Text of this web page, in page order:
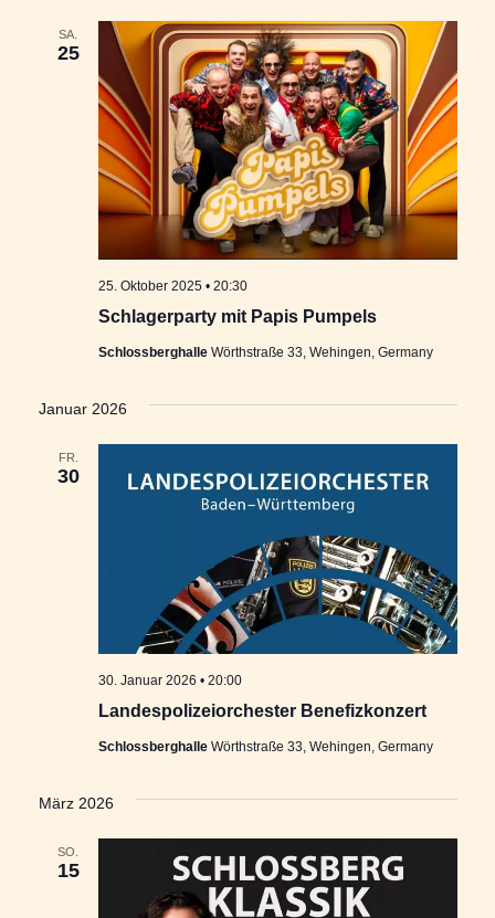
SA.
25
Schlagerparty mit Papis Pumpels
25. Oktober 2025 • 20:30
Schlossberghalle Wörthstraße 33, Wehingen, Germany
Januar 2026
FR.
30
Landespolizeiorchester Benefizkonzert
30. Januar 2026 • 20:00
Schlossberghalle Wörthstraße 33, Wehingen, Germany
März 2026
SO.
15